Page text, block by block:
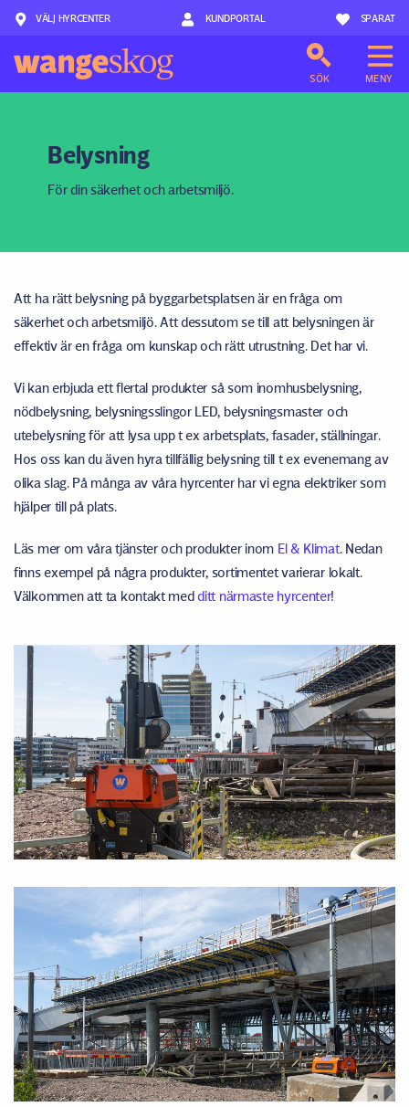
Hoppa till innehåll
VÄLJ HYRCENTER KUNDPORTAL SPARAT
SÖK MENY
Belysning
För din säkerhet och arbetsmiljö.
Att ha rätt belysning på byggarbetsplatsen är en fråga om
säkerhet och arbetsmiljö. Att dessutom se till att belysningen är
effektiv är en fråga om kunskap och rätt utrustning. Det har vi.
Vi kan erbjuda ett flertal produkter så som inomhusbelysning,
nödbelysning, belysningsslingor LED, belysningsmaster och
utebelysning för att lysa upp t ex arbetsplats, fasader, ställningar.
Hos oss kan du även hyra tillfällig belysning till t ex evenemang av
olika slag. På många av våra hyrcenter har vi egna elektriker som
hjälper till på plats.
Läs mer om våra tjänster och produkter inom El & Klimat. Nedan
finns exempel på några produkter, sortimentet varierar lokalt.
Välkommen att ta kontakt medditt närmaste hyrcenter!